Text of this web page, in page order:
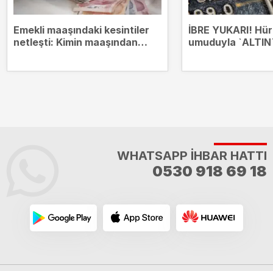
Emekli maaşındaki kesintiler
netleşti: Kimin maaşından
İBRE YUKARI!
umuduyla
WHATSAPP İHBAR HATTI
0530 918 69 18